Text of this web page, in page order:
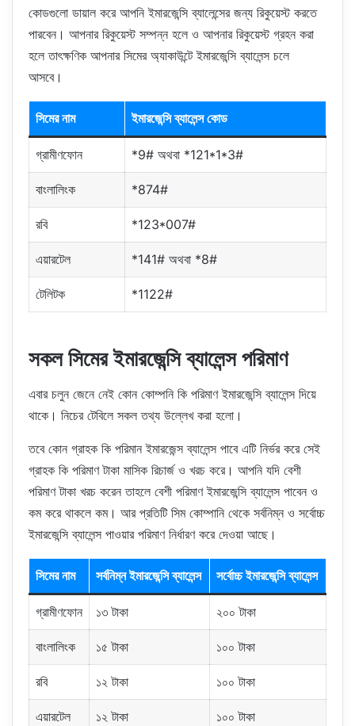
কোডগুলো ডায়াল করে আপনি ইমারজেন্সি ব্যালেন্সের জন্য রিকুয়েস্ট করতে
পারবেন। আপনার রিকুয়েস্ট সম্পন্ন হলে ও আপনার রিকুয়েস্ট গ্রহন করা
হলে তাৎক্ষণিক আপনার সিমের অ্যাকাউন্টে ইমারজেন্সি ব্যালেন্স চলে
আসবে।
সিমের নাম ইমারজেন্সি ব্যালেন্স কোড
গ্রামীণফোন *9# অথবা *121*1*3#
বাংলালিংক *874#
রবি *123*007#
এয়ারটেল *141# অথবা *8#
টেলিটক *1122#
সকল সিমের ইমারজেন্সি ব্যালেন্স পরিমাণ
এবার চলুন জেনে নেই কোন কোম্পনি কি পরিমাণ ইমারজেন্সি ব্যালেন্স দিয়ে
থাকে। নিচের টেবিলে সকল তথ্য উল্লেখ করা হলো।
তবে কোন গ্রাহক কি পরিমান ইমারজেন্স ব্যালেন্স পাবে এটি নির্ভর করে সেই
গ্রাহক কি পরিমাণ টাকা মাসিক রিচার্জ ও খরচ করে। আপনি যদি বেশী
পরিমাণ টাকা খরচ করেন তাহলে বেশী পরিমাণ ইমারজেন্সি ব্যালেন্স পাবেন ও
কম করে থাকলে কম। আর প্রতিটি সিম কোম্পানি থেকে সর্বনিম্ন ও সর্বোচ্চ
ইমারজেন্সি ব্যালেন্স পাওয়ার পরিমাণ নির্ধারণ করে দেওয়া আছে।
সিমের নাম সর্বনিম্ন ইমারজেন্সি ব্যালেন্স সর্বোচ্চ ইমারজেন্সি ব্যালেন্স
গ্রামীণফোন ১৩ টাকা ২০০ টাকা
বাংলালিংক ১৫ টাকা ১০০ টাকা
রবি ১২ টাকা ১০০ টাকা
এয়ারটেল ১২ টাকা ১০০ টাকা